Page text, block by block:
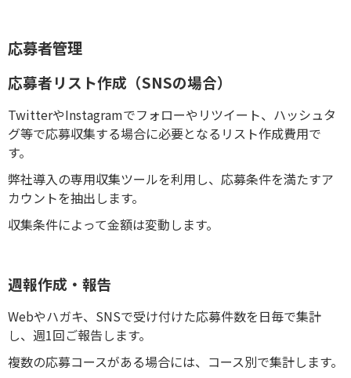
応募者管理
応募者リスト作成（SNSの場合）
TwitterやInstagramでフォローやリツイート、ハッシュタ
グ等で応募収集する場合に必要となるリスト作成費用で
す。
弊社導入の専用収集ツールを利用し、応募条件を満たすア
カウントを抽出します。
収集条件によって金額は変動します。
週報作成・報告
Webやハガキ、SNSで受け付けた応募件数を日毎で集計
し、週1回ご報告します。
複数の応募コースがある場合には、コース別で集計します。